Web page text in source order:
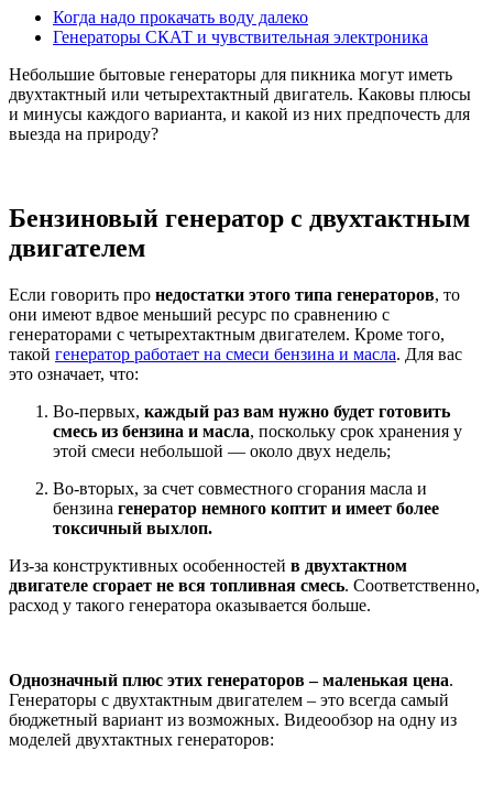
Когда надо прокачать воду далеко
Генераторы СКАТ и чувствительная электроника
Небольшие бытовые генераторы для пикника могут иметь
двухтактный или четырехтактный двигатель. Каковы плюсы
и минусы каждого варианта, и какой из них предпочесть для
выезда на природу?
Бензиновый генератор с двухтактным
двигателем
Если говорить про недостатки этого типа генераторов, то
они имеют вдвое меньший ресурс по сравнению с
генераторами с четырехтактным двигателем. Кроме того,
такой генератор работает на смеси бензина и масла. Для вас
это означает, что:
Во-первых, каждый раз вам нужно будет готовить
смесь из бензина и масла, поскольку срок хранения у
этой смеси небольшой — около двух недель;
Во-вторых, за счет совместного сгорания масла и
бензина генератор немного коптит и имеет более
токсичный выхлоп.
Из-за конструктивных особенностей в двухтактном
двигателе сгорает не вся топливная смесь. Соответственно,
расход у такого генератора оказывается больше.
Однозначный плюс этих генераторов – маленькая цена.
Генераторы с двухтактным двигателем – это всегда самый
бюджетный вариант из возможных. Видеообзор на одну из
моделей двухтактных генераторов: